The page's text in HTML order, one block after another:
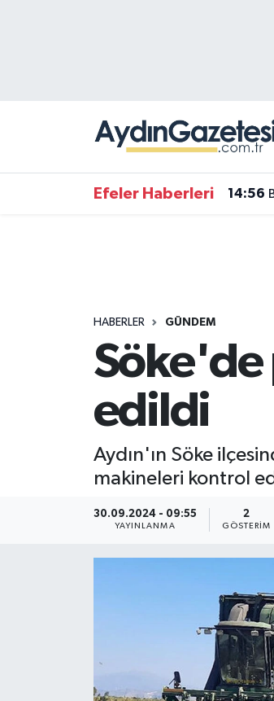
Efeler Haberleri 14:56
HABERLER GÜNDEM
Söke'de
edildi
Aydın'ın Söke
makineleri kontrol
30.09.2024 - 09:55
YAYINLANMA
2
GÖSTERIM
Süper Lig Puan Durumu ve Fikstür
Tüm Manşetler